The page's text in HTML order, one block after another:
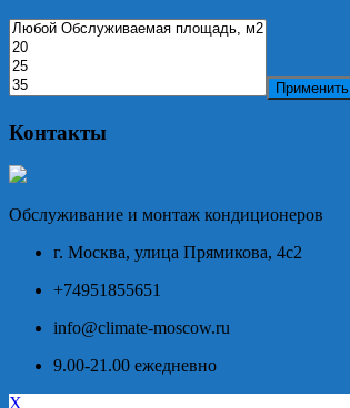
Применить
Контакты
Обслуживание и монтаж кондиционеров
г. Москва, улица Прямикова, 4с2
+74951855651
info@climate-moscow.ru
9.00-21.00 ежедневно
X